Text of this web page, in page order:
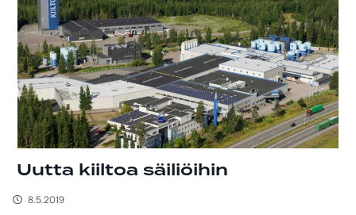
Uutta kiiltoa säiliöihin
8.5.2019